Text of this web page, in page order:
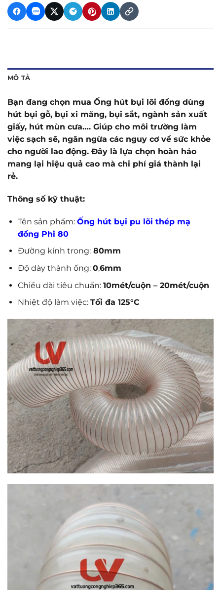
MÔ TẢ
Bạn đang chọn mua Ống hút bụi lõi đồng dùng
hút bụi gỗ, bụi xi măng, bụi sắt, ngành sản xuất
giấy, hút mùn cưa…. Giúp cho môi trường làm
việc sạch sẽ, ngăn ngừa các nguy cơ về sức khỏe
cho người lao động. Đây là lựa chọn hoàn hảo
mang lại hiệu quả cao mà chi phí giá thành lại
rẻ.
Thông số kỹ thuật:
Tên sản phẩm: Ống hút bụi pu lõi thép mạ
đồng Phi 80
Đường kính trong:80mm
Độ dày thành ống: 0,6mm
Chiều dài tiêu chuẩn: 10mét/cuộn – 20mét/cuộn
Nhiệt độ làm việc: Tối đa 125°C